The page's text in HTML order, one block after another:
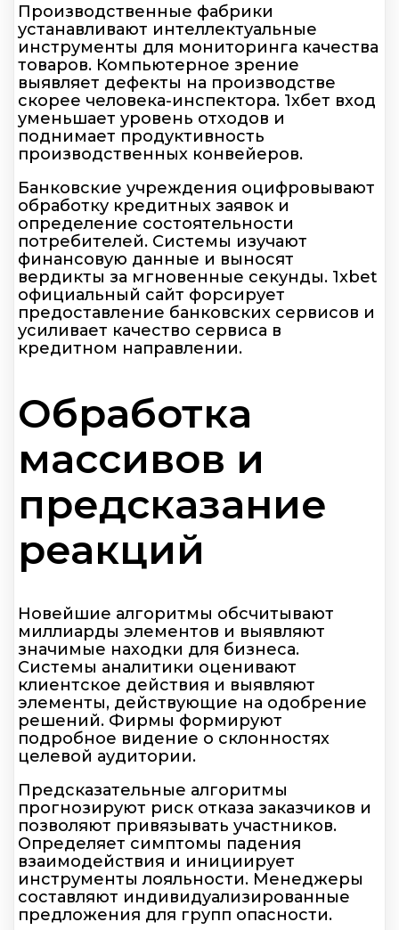
Производственные фабрики
устанавливают интеллектуальные
инструменты для мониторинга качества
товаров. Компьютерное зрение
выявляет дефекты на производстве
скорее человека-инспектора. 1хбет вход
уменьшает уровень отходов и
поднимает продуктивность
производственных конвейеров.
Банковские учреждения оцифровывают
обработку кредитных заявок и
определение состоятельности
потребителей. Системы изучают
финансовую данные и выносят
вердикты за мгновенные секунды. 1xbet
официальный сайт форсирует
предоставление банковских сервисов и
усиливает качество сервиса в
кредитном направлении.
Обработка
массивов и
предсказание
реакций
Новейшие алгоритмы обсчитывают
миллиарды элементов и выявляют
значимые находки для бизнеса.
Системы аналитики оценивают
клиентское действия и выявляют
элементы, действующие на одобрение
решений. Фирмы формируют
подробное видение о склонностях
целевой аудитории.
Предсказательные алгоритмы
прогнозируют риск отказа заказчиков и
позволяют привязывать участников.
Определяет симптомы падения
взаимодействия и инициирует
инструменты лояльности. Менеджеры
составляют индивидуализированные
предложения для групп опасности.